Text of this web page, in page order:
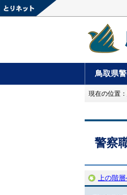
鳥取県
現在の位置：
警察
上の階